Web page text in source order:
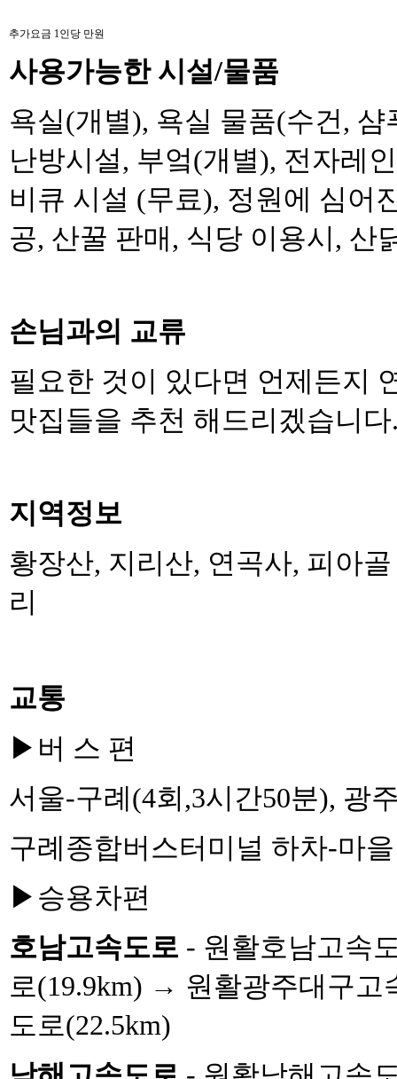
추가요금 1인당 만원
사용가능한 시설/물품
욕실(개별), 욕실 물품(수건, 샴
난방시설, 부엌(개별), 전자레
비큐 시설 (무료), 정원에 심어
공, 산꿀 판매, 식당 이용시 , 산
손님과의 교류
필요한 것이 있다면 언제든지
맛집들을 추천 해드리겠습니다
지역정보
황장산, 지리산, 연곡사, 피아
리
교통
▶ 버 스 편
서울-구례(4회 ,3시간50분), 광
구례종합버스터미널 하차-마
▶ 승용차편
호남고속도로 - 원활호남고속
로(19.9km) → 원활광주대구고
도로(22.5km)